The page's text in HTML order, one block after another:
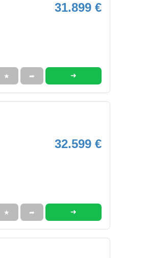
31.899 €
★ ➦ ➜
32.599 €
★ ➦ ➜